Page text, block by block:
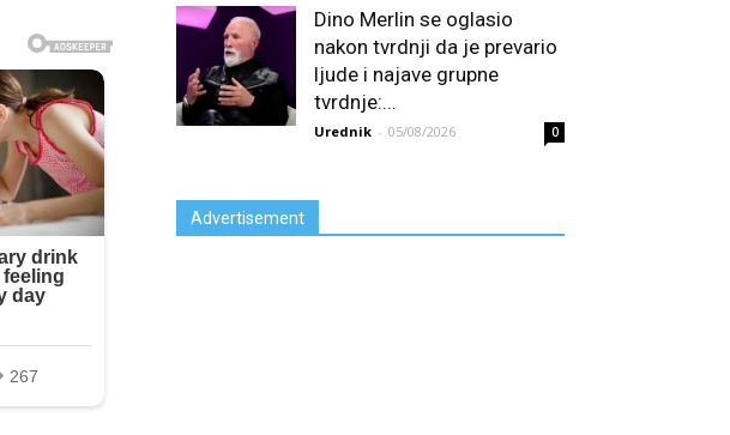
Dino Merlin se oglasio
nakon tvrdnji da je prevario
ljude i najave grupne
tvrdnje:...
Urednik - 05/08/2026 0
Advertisement